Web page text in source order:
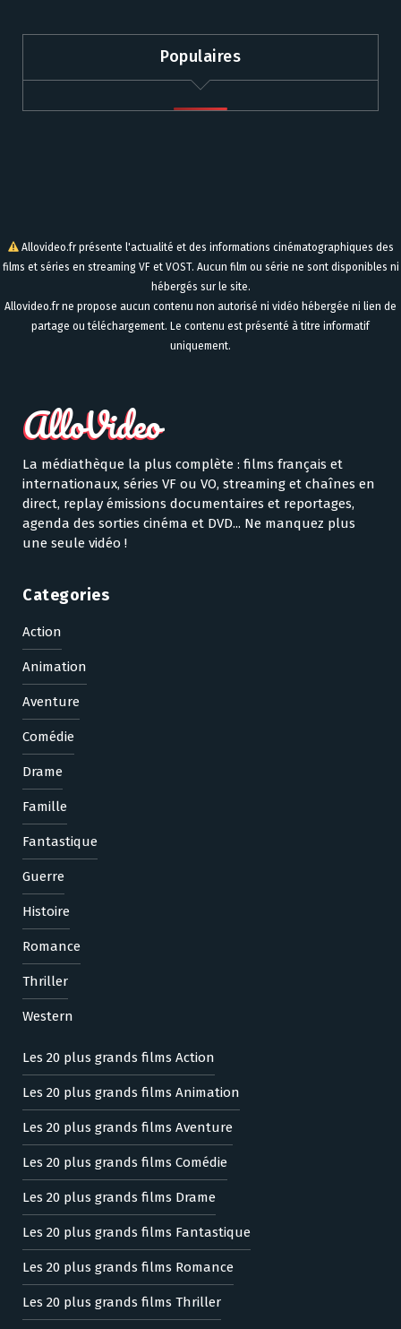
Populaires
Allovideo.fr présente l'actualité et des informations cinématographiques des
films et séries en streaming VF et VOST. Aucun film ou série ne sont disponibles ni
hébergés sur le site.
Allovideo.fr ne propose aucun contenu non autorisé ni vidéo hébergée ni lien de
partage ou téléchargement. Le contenu est présenté à titre informatif
uniquement.
La médiathèque la plus complète : films français et
internationaux, séries VF ou VO, streaming et chaînes en
direct, replay émissions documentaires et reportages,
agenda des sorties cinéma et DVD... Ne manquez plus
une seule vidéo !
Categories
Action
Animation
Aventure
Comédie
Drame
Famille
Fantastique
Guerre
Histoire
Romance
Thriller
Western
Les 20 plus grands films Action
Les 20 plus grands films Animation
Les 20 plus grands films Aventure
Les 20 plus grands films Comédie
Les 20 plus grands films Drame
Les 20 plus grands films Fantastique
Les 20 plus grands films Romance
Les 20 plus grands films Thriller